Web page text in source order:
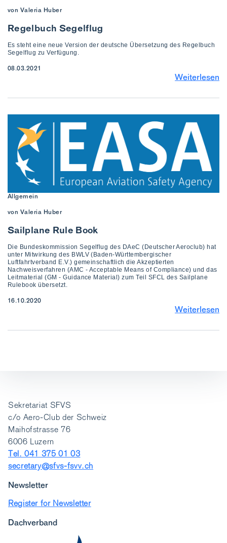
von Valeria Huber
Regelbuch Segelflug
Es steht eine neue Version der deutsche Übersetzung des Regelbuch
Segelflug zu Verfügung.
08.03.2021
Weiterlesen
Allgemein
von Valeria Huber
Sailplane Rule Book
Die Bundeskommission Segelflug des DAeC (Deutscher Aeroclub) hat
unter Mitwirkung des BWLV (Baden-Württembergischer
Luftfahrtverband E.V.) gemeinschaftlich die Akzeptierten
Nachweisverfahren (AMC - Acceptable Means of Compliance) und das
Leitmaterial (GM - Guidance Material) zum Teil SFCL des Sailplane
Rulebook übersetzt.
16.10.2020
Weiterlesen
Sekretariat SFVS
c/o Aero-Club der Schweiz
Maihofstrasse 76
6006 Luzern
Tel. 041 375 01 03
secretary@sfvs-fsvv.ch
Newsletter
Register for Newsletter
Dachverband